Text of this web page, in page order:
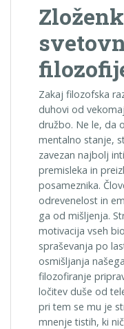
Zakaj filozofska
duhovi od
družbo. Ne le, da
mentalno stanje,
zavezan najbolj
premisleka in
posameznika.
odrevenelost in
ga od mišljenja.
motivacija vseh
spraševanja po
osmišljanja
filozofiranje
ločitev duše od
pri tem se mu je
mnenje tistih, ki